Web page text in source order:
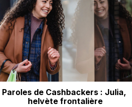
Paroles de Cashbackers : Julia,
helvète frontalière